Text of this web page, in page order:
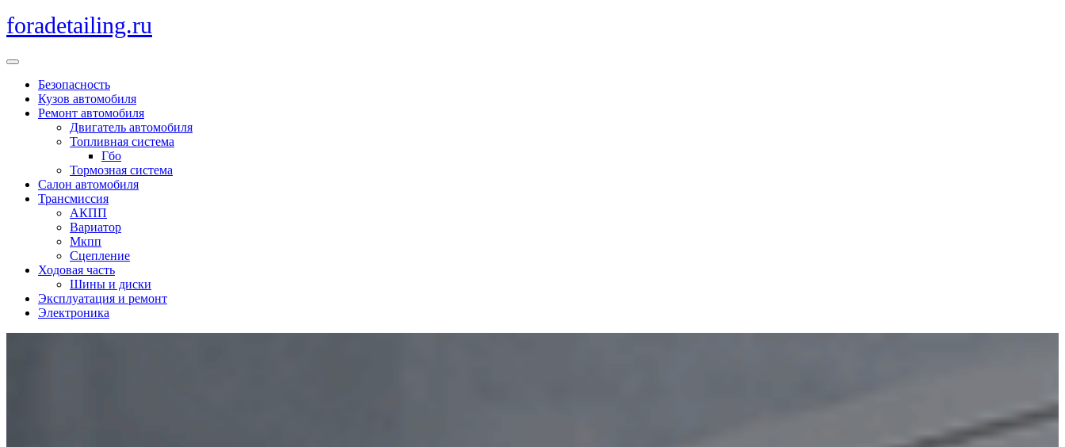
Перейти
к
foradetailing.ru
Кнопка
ОткрытьБезопасность
Кузов автомобиля
Ремонт автомобиля
Двигатель автомобиля
Топливная система
Гбо
Тормозная система
Салон автомобиля
Трансмиссия
АКПП
Вариатор
Мкпп
Сцепление
Ходовая часть
Шины и диски
Эксплуатация и ремонт
Электроника